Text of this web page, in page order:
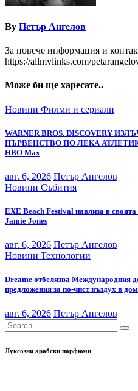
By Петър Ангелов
За повече информация и
https://allmylinks.com/
Може би ще харесате..
Новини Филми и сериали
WARNER BROS. DISCOVERY
ПЪРВЕНСТВО ПО ЛЕКА
НВО Мах
авг. 6, 2026 Петър Ангелов
Новини Събития
EXE Beach Festival навлиза в
Jamie Jones
авг. 6, 2026 Петър Ангелов
Новини Технологии
Dreame отбелязва Международния
предложения за по-чист въздух в
авг. 6, 2026 Петър Ангелов
Луксозни арабски парфюми